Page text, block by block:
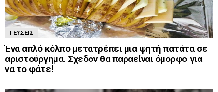
ΓΕΎΣΕΙΣ
Ένα απλό κόλπο μετατρέπει μια ψητή πατάτα σε
αριστούργημα. Σχεδόν θα παραείναι όμορφο για
να το φάτε!